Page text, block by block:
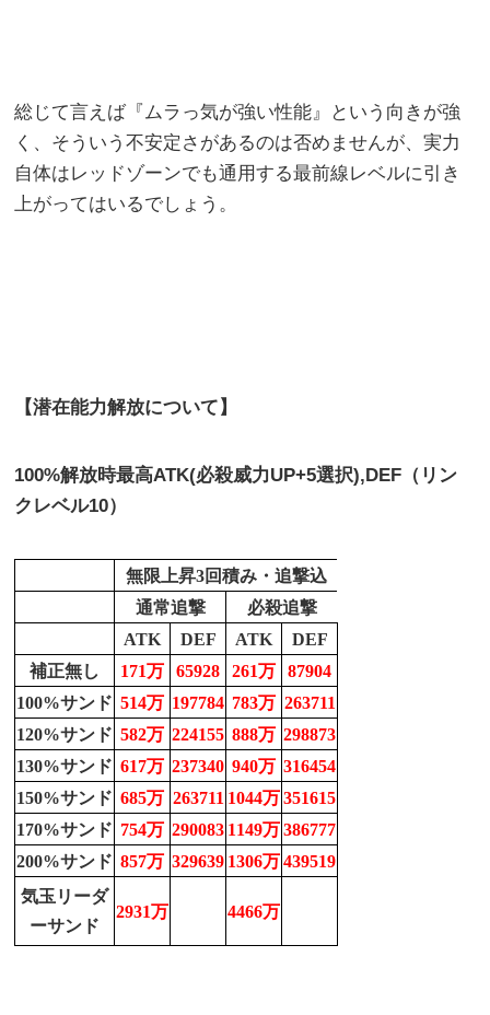
総じて言えば『ムラっ気が強い性能』という向きが強
く、そういう不安定さがあるのは否めませんが、実力
自体はレッドゾーンでも通用する最前線レベルに引き
上がってはいるでしょう。
【潜在能力解放について】
100%解放時最高ATK(必殺威力UP+5選択),DEF（リン
クレベル10）
無限上昇3回積み・追撃込
通常追撃
必殺追撃
ATK
DEF ATK
DEF
補正無し
171万 65928 261万
87904
100%サンド 514万 197784 783万 263711
120%サンド 582万 224155 888万 298873
130%サンド 617万 237340 940万 316454
150%サンド 685万 263711 1044万 351615
170%サンド 754万 290083 1149万 386777
200%サンド 857万 329639 1306万 439519
気玉リーダ
ーサンド
2931万 4466万